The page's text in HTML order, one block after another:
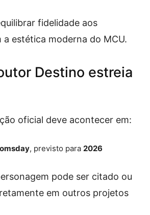
fidelidade aos
a estética moderna do MCU.
Destino estreia
oficial deve acontecer em:
, previsto para 2026
pode ser citado ou
em outros projetos